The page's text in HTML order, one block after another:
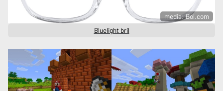
media: Bol.com
Bluelight bril